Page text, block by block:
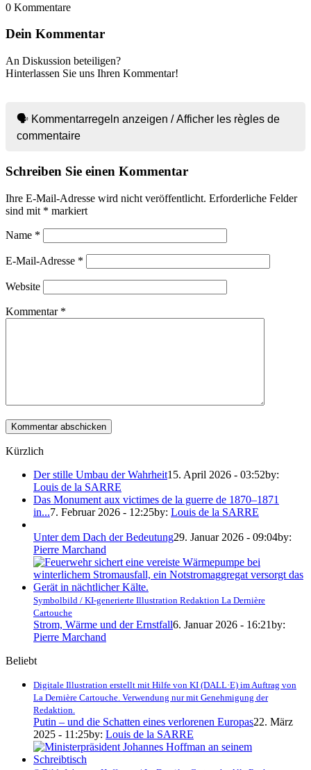
0 Kommentare
Dein Kommentar
An Diskussion beteiligen?
Hinterlassen Sie uns Ihren Kommentar!
🗣 Kommentarregeln anzeigen / Afficher les règles de
commentaire
Schreiben Sie einen Kommentar
Ihre E-Mail-Adresse wird nicht veröffentlicht. Erforderliche Felder
sind mit * markiert
Name *
E-Mail-Adresse *
Website
Kommentar *
Kürzlich
Der stille Umbau der Wahrheit15. April 2026 - 03:52by:
Louis de la SARRE
Das Monument aux victimes de la guerre de 1870–1871
in...7. Februar 2026 - 12:25by: Louis de la SARRE
Unter dem Dach der Bedeutung29. Januar 2026 - 09:04by:
Pierre Marchand
Symbolbild / KI-generierte Illustration Redaktion La Dernière
Cartouche
Strom, Wärme und der Ernstfall6. Januar 2026 - 16:21by:
Pierre Marchand
Beliebt
Digitale Illustration erstellt mit Hilfe von KI (DALL·E) im Auftrag von
La Dernière Cartouche. Verwendung nur mit Genehmigung der
Redaktion.
Putin – und die Schatten eines verlorenen Europas22. März
2025 - 11:25by: Louis de la SARRE